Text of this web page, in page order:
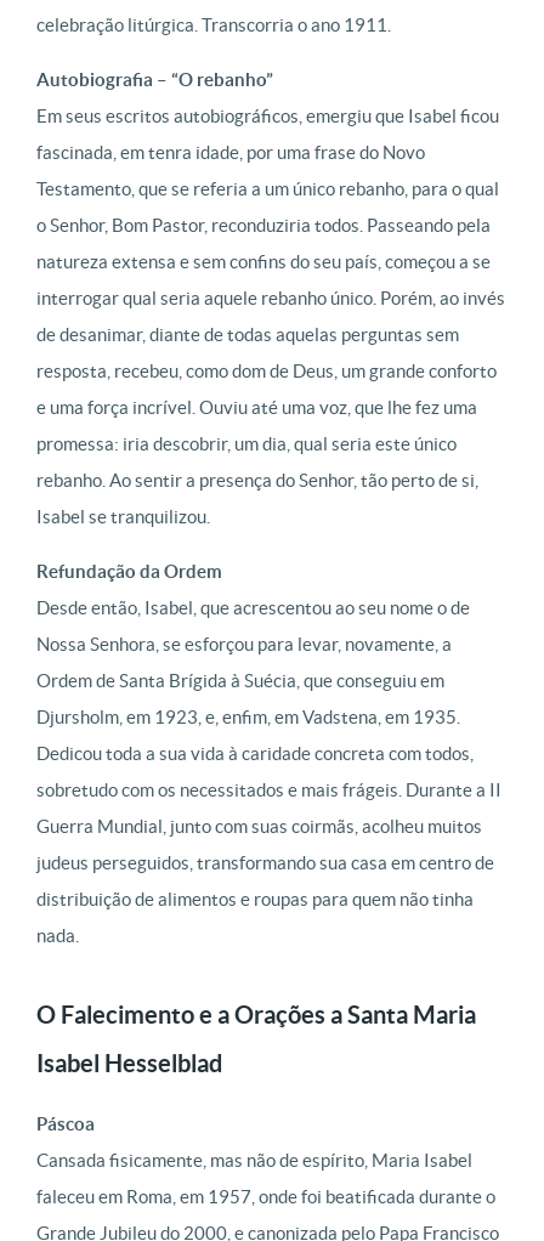
celebração litúrgica. Transcorria o ano 1911.
Autobiografia – “O rebanho”
Em seus escritos autobiográficos, emergiu que Isabel ficou
fascinada, em tenra idade, por uma frase do Novo
Testamento, que se referia a um único rebanho, para o qual
o Senhor, Bom Pastor, reconduziria todos. Passeando pela
natureza extensa e sem confins do seu país, começou a se
interrogar qual seria aquele rebanho único. Porém, ao invés
de desanimar, diante de todas aquelas perguntas sem
resposta, recebeu, como dom de Deus, um grande conforto
e uma força incrível. Ouviu até uma voz, que lhe fez uma
promessa: iria descobrir, um dia, qual seria este único
rebanho. Ao sentir a presença do Senhor, tão perto de si,
Isabel se tranquilizou.
Refundação da Ordem
Desde então, Isabel, que acrescentou ao seu nome o de
Nossa Senhora, se esforçou para levar, novamente, a
Ordem de Santa Brígida à Suécia, que conseguiu em
Djursholm, em 1923, e, enfim, em Vadstena, em 1935.
Dedicou toda a sua vida à caridade concreta com todos,
sobretudo com os necessitados e mais frágeis. Durante a II
Guerra Mundial, junto com suas coirmãs, acolheu muitos
judeus perseguidos, transformando sua casa em centro de
distribuição de alimentos e roupas para quem não tinha
nada.
O Falecimento e a Orações a Santa Maria
Isabel Hesselblad
Páscoa
Cansada fisicamente, mas não de espírito, Maria Isabel
faleceu em Roma, em 1957, onde foi beatificada durante o
Grande Jubileu do 2000, e canonizada pelo Papa Francisco